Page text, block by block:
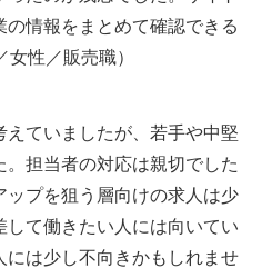
情報をまとめて確認できる
性／販売職）
えていましたが、若手や中堅
担当者の対応は親切でした
ップを狙う層向けの求人は少
て働きたい人には向いてい
には少し不向きかもしれませ